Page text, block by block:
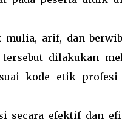
mulia, arif, dan
dilakukan
kode etik profesi
secara efektif dan